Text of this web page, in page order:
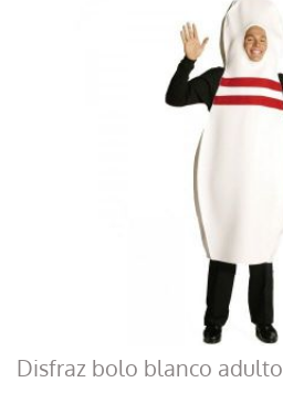
Disfraz bolo blanco adulto